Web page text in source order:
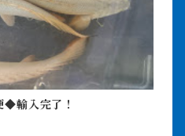
輸入完了！